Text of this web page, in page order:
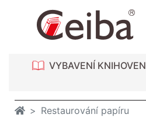
VYBAVENÍ KNIHOVEN
Restaurování papíru